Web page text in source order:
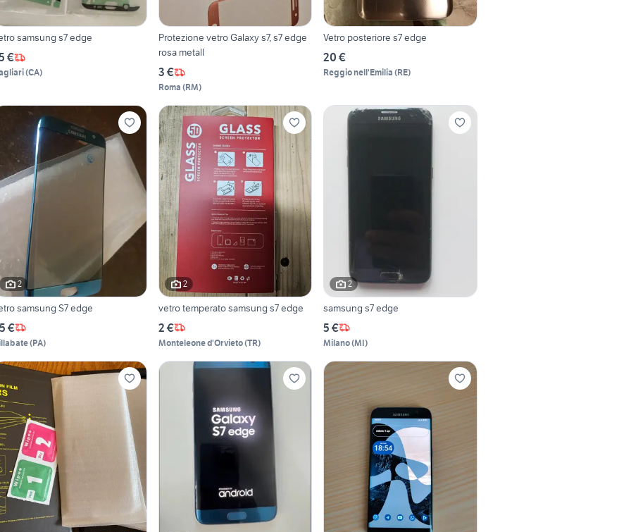
samsung s7 edge
€
(CA)
Protezione vetro Galaxy s7, s7 edge
rosa metall
3 €
Roma (RM)
Vetro posteriore s7 edge
20 €
Reggio nell'Emilia (RE)
2
samsung S7 edge
€
(PA)
2
vetro temperato samsung s7 edge
2 €
Monteleone d'Orvieto(TR)
2
samsung s7 edge
5 €
Milano(MI)